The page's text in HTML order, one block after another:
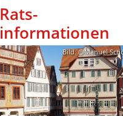
Rats­
informationen
Bild: @Manuel